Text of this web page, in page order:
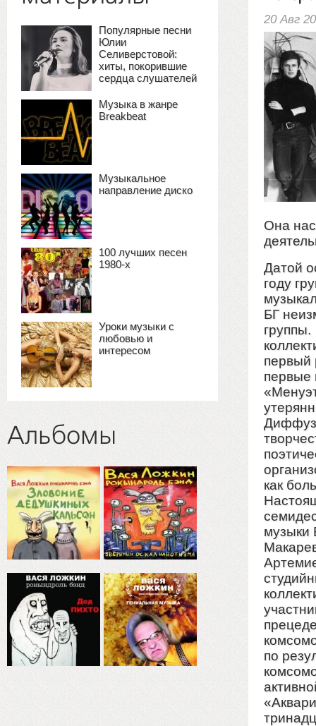
Популярные песни
Юлии
Селиверстовой:
хиты, покорившие
сердца слушателей
Музыка в жанре
Breakbeat
Музыкальное
направление диско
100 лучших песен
1980-х
Уроки музыки с
любовью и
интересом
Альбомы
20 Авг
Она
Датой
году
БГ
первый
первые
как
музыки
по